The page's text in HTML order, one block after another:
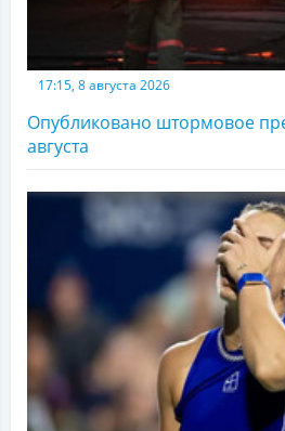
17:15, 8 августа 2026
Опубликовано штормовое
августа